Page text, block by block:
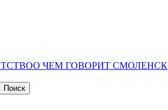
О ЧЕМ ГОВОРИТ СМОЛЕНСК